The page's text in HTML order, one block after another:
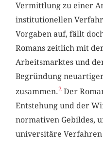
Vermittlung zu einer
institutionellen
Vorgaben auf, fällt
Romans zeitlich mit
Arbeitsmarktes und
Begründung
zusammen.2 Der
Entstehung und der
normativen Gebildes,
universitäre